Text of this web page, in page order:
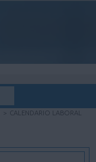
> CALENDARIO LABORAL